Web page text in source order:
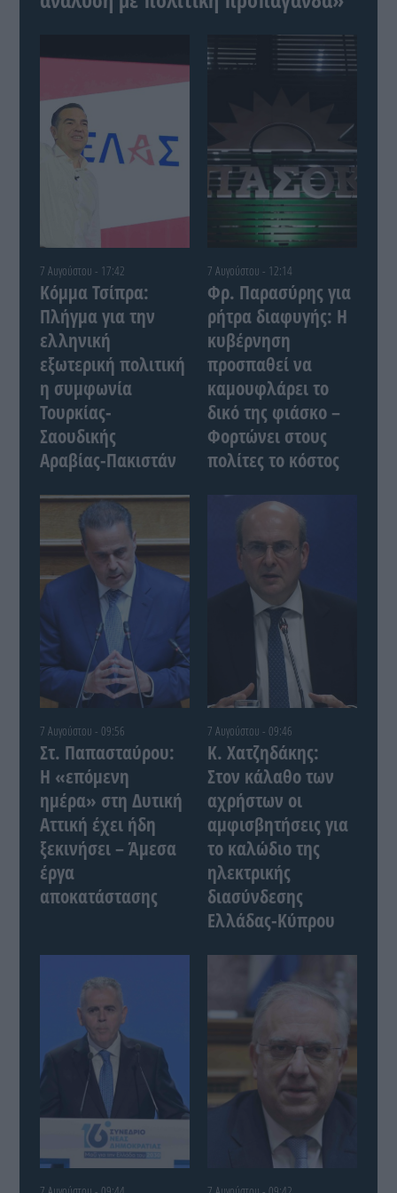
7 Αυγούστου - 17:42
Κόμμα Τσίπρα:
Πλήγμα για την
ελληνική
εξωτερική πολιτική
η συμφωνία
Τουρκίας-
Σαουδικής
Αραβίας-Πακιστάν
7 Αυγούστου - 12:14
Φρ. Παρασύρης για
ρήτρα διαφυγής: Η
κυβέρνηση
προσπαθεί να
καμουφλάρει το
δικό της φιάσκο –
Φορτώνει στους
πολίτες το κόστος
7 Αυγούστου - 09:56
Στ. Παπασταύρου:
Η «επόμενη
ημέρα» στη Δυτική
Αττική έχει ήδη
ξεκινήσει – Άμεσα
έργα
αποκατάστασης
7 Αυγούστου - 09:46
Κ. Χατζηδάκης:
Στον κάλαθο των
αχρήστων οι
αμφισβητήσεις για
το καλώδιο της
ηλεκτρικής
διασύνδεσης
Ελλάδας-Κύπρου